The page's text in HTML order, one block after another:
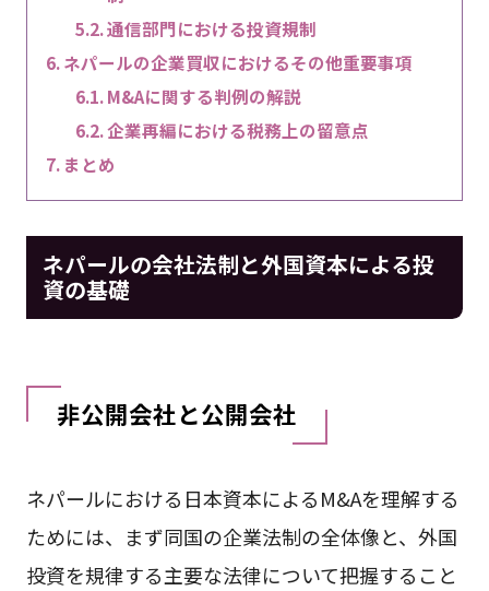
通信部門における投資規制
ネパールの企業買収におけるその他重要事項
M&Aに関する判例の解説
企業再編における税務上の留意点
まとめ
ネパールの会社法制と外国資本による投
資の基礎
非公開会社と公開会社
ネパールにおける日本資本によるM&Aを理解する
ためには、まず同国の企業法制の全体像と、外国
投資を規律する主要な法律について把握すること